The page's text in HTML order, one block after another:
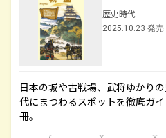
歴史時代
2025.10.23 発売
日本の城や古戦場、武将ゆかり
代にまつわるスポットを徹底ガ
冊。